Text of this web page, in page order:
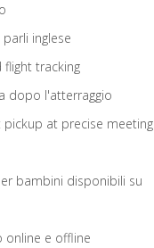
inglese
tracking
dopo l'atterraggio
pickup at precise meeting
bambini disponibili su
online e offline